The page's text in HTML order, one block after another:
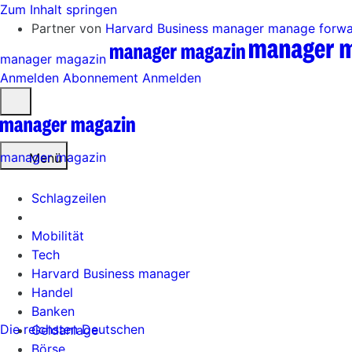
Zum Inhalt springen
Partner von Harvard Business manager manage
manager magazin
Anmelden Abonnement Anmelden
öffnen
Menü
Schlagzeilen
Mobilität
Tech
Harvard Business manager
Handel
Banken
Geldanlage
Börse
manager magazin
Die reichsten Deutschen